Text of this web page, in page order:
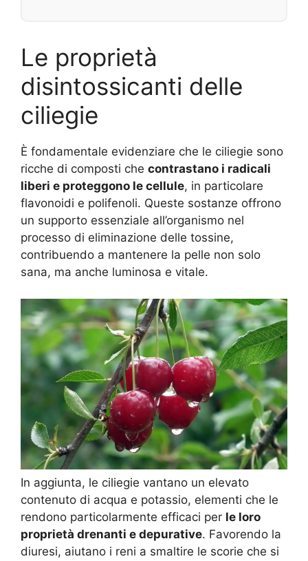
Le proprietà
disintossicanti delle
ciliegie
È fondamentale evidenziare che le ciliegie sono
ricche di composti che contrastano i radicali
liberi e proteggono le cellule, in particolare
flavonoidi e polifenoli. Queste sostanze offrono
un supporto essenziale all’organismo nel
processo di eliminazione delle tossine,
contribuendo a mantenere la pelle non solo
sana, ma anche luminosa e vitale.
In aggiunta, le ciliegie vantano un elevato
contenuto di acqua e potassio, elementi che le
rendono particolarmente efficaci per le loro
proprietà drenanti e depurative. Favorendo la
diuresi, aiutano i reni a smaltire le scorie che si